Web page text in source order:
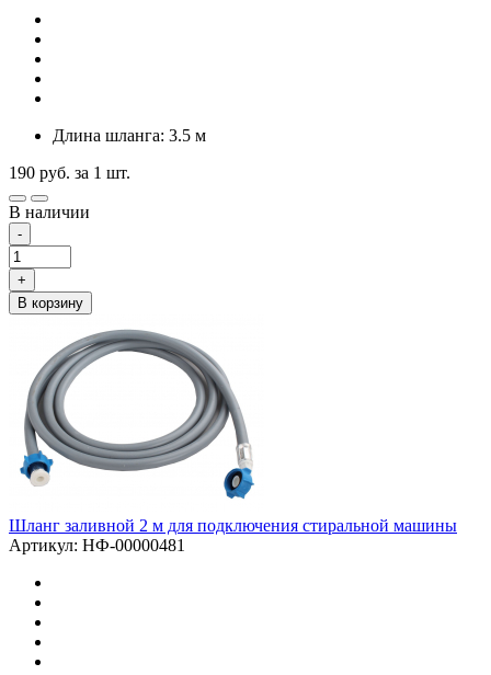
Длина шланга: 3.5 м
190 руб. за 1 шт.
В наличии
-
+
В корзину
Шланг заливной 2 м для подключения стиральной машины
Артикул: НФ-00000481